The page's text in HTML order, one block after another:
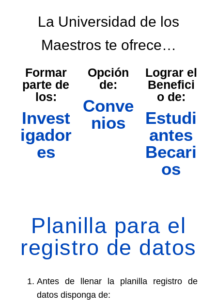
La Universidad de los
Maestros te ofrece…
Formar
parte de
los:
Invest
igador
es
Opción
de:
Conve
nios
Lograr el
Benefici
o de:
Estudi
antes
Becari
os
Planilla para el
registro de datos
Antes de llenar la planilla registro de
datos disponga de: